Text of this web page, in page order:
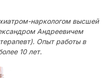
наркологом высшей
Андреевичем
Опыт работы в
10 лет.